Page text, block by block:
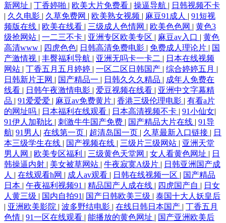
新网址 | 丁香婷啪 | 欧美大片免费看 | 操逼导航 | 日韩视频不卡
| 久久电影 | 久草免费网 | 欧美熟女视频 | 麻豆91成人 | 91短视
频版在线 | 欧美在线看 | 三级成人色情网 | 欧美色色网 | 黄色3
级抢网站 | 一二三不卡 | 亚洲专区欧美专区 | 麻豆av入口 | 黄色
高清www | 四虎色色| 日韩高清免费电影 | 免费成人理论片 | 国
产激情视 | 丰臀福利导航 | 亚洲无吗卡一卡二 | 日本在线视频
网站 | 丁香五月五月婷婷 | 一区二区日韩国产 | 综合婷婷五月 |
日韩新片王网 | 国产精品一 | 日韩久久久精品 | 成年人免费在
线看 | 日韩午夜激情电影 | 爱豆视频在线看 | 亚洲中文字幕精
品 | 91爱爱爱 | 麻豆av免费黄片 | 香港三级伦理电影 | 有看a片
的网址吗 | 日本福利在线观看 | 日本高清视频不卡 | 91小仙女|
91伊人加勒比 | 刺激牛牛国产免费 | 国产精品大片在线 | 91导
航| 91男人 | 在线第一页 | 超清岛国一页 | 久草最新入口链接 | 日
本三级学生在线 | 国产视频在线 | 三级片三级网站 | 亚洲天堂
男人网 | 欧美专区福利 | 三级黄色天堂网 | 女人看黄色网址 | 日
韩操逼内射 | 美女被草网站 | 牛夜寂寞A级片 | 日韩亚洲国产成
人 | 在线观看h网 | 成人av观看 | 日韩在线视频一区 | 国产精品
日本 | 午夜福利视频91 | 精品国产人成在线 | 四虎国产自 | 日女
人黄三级 | 国内自拍91 | 国产日韩欧美三级 | 泰国十大人妖皇后
| 亚洲欧美影院 | 波多野结电影 | 在线日韩日本国产 | 丁香五月
色情 | 91一区在线观看 | 能播放的黄色网址 | 国产亚洲欧美后